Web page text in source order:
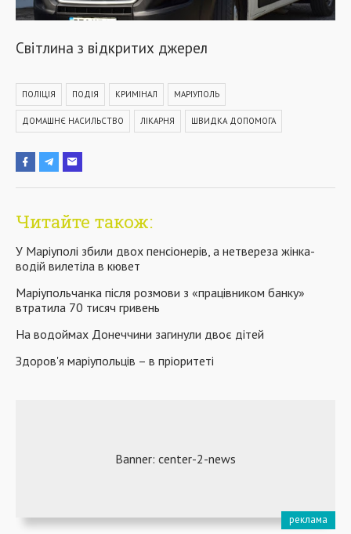
Світлина з відкритих джерел
ПОЛІЦІЯ ПОДІЯ КРИМІНАЛ МАРІУПОЛЬ
ДОМАШНЄ НАСИЛЬСТВО ЛІКАРНЯ ШВИДКА ДОПОМОГА
Читайте також:
У Маріуполі збили двох пенсіонерів, а нетвереза жінка-
водій вилетіла в кювет
Маріупольчанка після розмови з «працівником банку»
втратила 70 тисяч гривень
На водоймах Донеччини загинули двоє дітей
Здоров'я маріупольців – в пріоритеті